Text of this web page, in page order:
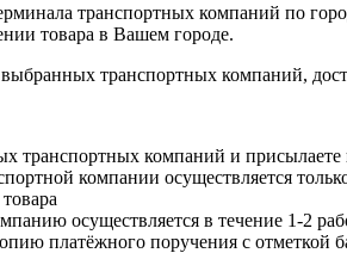
транспортных компаний по
товара в Вашем городе.
транспортных компаний,
транспортных компаний и
компании осуществляется
осуществляется в течение 1-2
платёжного поручения с отметкой